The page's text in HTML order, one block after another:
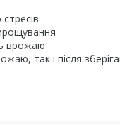
врожаю
так і після